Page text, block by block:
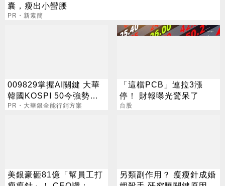
囊，瘦出小蠻腰
PR・新素簡
009829掌握AI關鍵 大華
韓國KOSPI 50今強勢開
募
PR・大華銀全能行銷方案
「這檔PCB」連拉3漲
停！ 財報曝光驚呆了
台股
美銀豪砸81億「幫員工打
另類副作用？ 瘦瘦針成婚